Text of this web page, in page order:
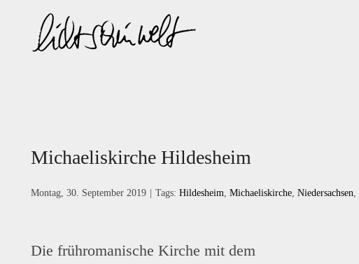
springen
Michaeliskirche Hildesheim
Montag, 30. September 2019 Tags: Hildesheim, Michaeliskirche, Niedersachsen,
Die frühromanische Kirche mit dem